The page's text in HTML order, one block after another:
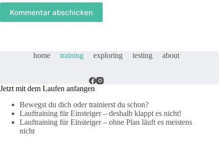
Kommentar abschicken
home training exploring testing about
Jetzt mit dem Laufen anfangen
Bewegst du dich oder trainierst du schon?
Lauftraining für Einsteiger – deshalb klappt es nicht!
Lauftraining für Einsteiger – ohne Plan läuft es meistens
nicht